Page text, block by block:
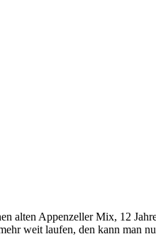
alten Appenzeller Mix, 12
weit laufen, den kann man